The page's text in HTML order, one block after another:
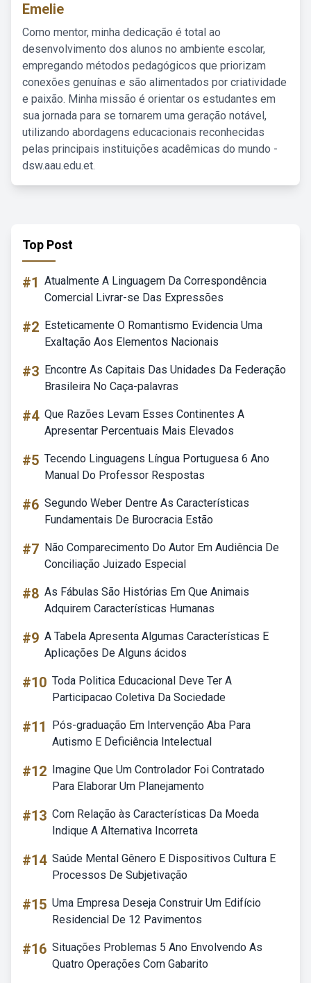
Emelie
Como mentor, minha dedicação é total ao
desenvolvimento dos alunos no ambiente escolar,
empregando métodos pedagógicos que priorizam
conexões genuínas e são alimentados por criatividade
e paixão. Minha missão é orientar os estudantes em
sua jornada para se tornarem uma geração notável,
utilizando abordagens educacionais reconhecidas
pelas principais instituições acadêmicas do mundo -
dsw.aau.edu.et.
Top Post
#1 Atualmente A Linguagem Da Correspondência
Comercial Livrar-se Das Expressões
#2 Esteticamente O Romantismo Evidencia Uma
Exaltação Aos Elementos Nacionais
#3 Encontre As Capitais Das Unidades Da Federação
Brasileira No Caça-palavras
#4 Que Razões Levam Esses Continentes A
Apresentar Percentuais Mais Elevados
#5 Tecendo Linguagens Língua Portuguesa 6 Ano
Manual Do Professor Respostas
#6 Segundo Weber Dentre As Características
Fundamentais De Burocracia Estão
#7 Não Comparecimento Do Autor Em Audiência De
Conciliação Juizado Especial
#8 As Fábulas São Histórias Em Que Animais
Adquirem Características Humanas
#9 A Tabela Apresenta Algumas Características E
Aplicações De Alguns ácidos
#10 Toda Politica Educacional Deve Ter A
Participacao Coletiva Da Sociedade
#11
Pós-graduação Em Intervenção Aba Para
Autismo E Deficiência Intelectual
#12 Imagine Que Um Controlador Foi Contratado
Para Elaborar Um Planejamento
#13 Com Relação às Características Da Moeda
Indique A Alternativa Incorreta
#14 Saúde Mental Gênero E Dispositivos Cultura E
Processos De Subjetivação
#15 Uma Empresa Deseja Construir Um Edifício
Residencial De 12 Pavimentos
#16 Situações Problemas 5 Ano Envolvendo As
Quatro Operações Com Gabarito